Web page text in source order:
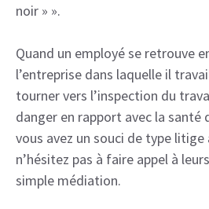
noir » ».
Quand un employé se retrouve
l’entreprise dans laquelle il
tourner vers l’inspection du
danger en rapport avec la santé
vous avez un souci de type
n’hésitez pas à faire appel à
simple médiation.